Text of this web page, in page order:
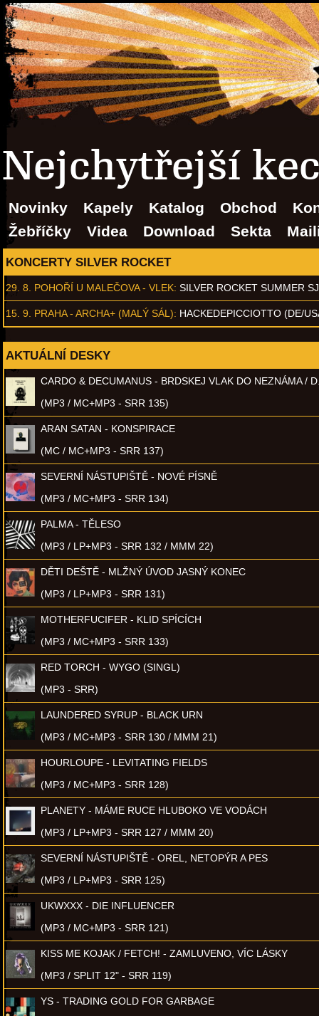
Nejchytřejší
Novinky Kapely Katalog Obchod
Žebříčky
Videa Download Sekta
KONCERTY SILVER ROCKET
29. 8. POHOŘÍ U MALEČOVA - VLEK: SILVER ROCKET SUMMER
15. 9. PRAHA - ARCHA+ (MALÝ SÁL): HACKEDEPICCIOTTO (DE/
AKTUÁLNÍ DESKY
CARDO & DECUMANUS - BRDSKEJ VLAK DO NEZNÁMA /
(MP3 / MC+MP3 - SRR 135)
ARAN SATAN - KONSPIRACE
(MC / MC+MP3 - SRR 137)
SEVERNÍ NÁSTUPIŠTĚ - NOVÉ PÍSNĚ
(MP3 / MC+MP3 - SRR 134)
PALMA - TĚLESO
(MP3 / LP+MP3 - SRR 132 / MMM 22)
DĚTI DEŠTĚ - MLŽNÝ ÚVOD JASNÝ KONEC
(MP3 / LP+MP3 - SRR 131)
MOTHERFUCIFER - KLID SPÍCÍCH
(MP3 / MC+MP3 - SRR 133)
RED TORCH - WYGO (SINGL)
(MP3 - SRR)
LAUNDERED SYRUP - BLACK URN
(MP3 / MC+MP3 - SRR 130 / MMM 21)
HOURLOUPE - LEVITATING FIELDS
(MP3 / MC+MP3 - SRR 128)
PLANETY - MÁME RUCE HLUBOKO VE VODÁCH
(MP3 / LP+MP3 - SRR 127 / MMM 20)
SEVERNÍ NÁSTUPIŠTĚ - OREL, NETOPÝR A PES
(MP3 / LP+MP3 - SRR 125)
UKWXXX - DIE INFLUENCER
(MP3 / MC+MP3 - SRR 121)
KISS ME KOJAK / FETCH! - ZAMLUVENO, VÍC LÁSKY
(MP3 / SPLIT 12" - SRR 119)
YS - TRADING GOLD FOR GARBAGE